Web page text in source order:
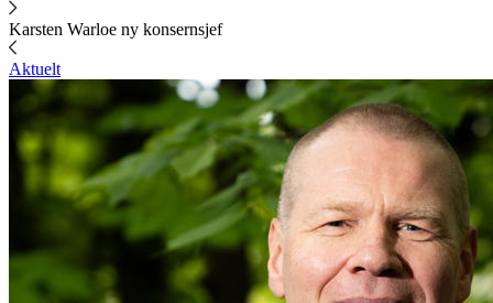
Karsten Warloe ny konsernsjef
Aktuelt